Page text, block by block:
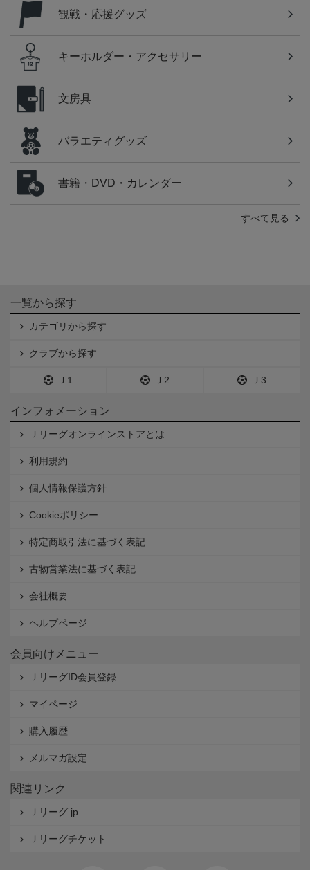
観戦・応援グッズ
キーホルダー・アクセサリー
文房具
バラエティグッズ
書籍・DVD・カレンダー
すべて見る
一覧から探す
カテゴリから探す
クラブから探す
Ｊ1 Ｊ2 Ｊ3
インフォメーション
Ｊリーグオンラインストアとは
利用規約
個人情報保護方針
Cookieポリシー
特定商取引法に基づく表記
古物営業法に基づく表記
会社概要
ヘルプページ
会員向けメニュー
ＪリーグID会員登録
マイページ
購入履歴
メルマガ設定
関連リンク
Ｊリーグ.jp
Ｊリーグチケット